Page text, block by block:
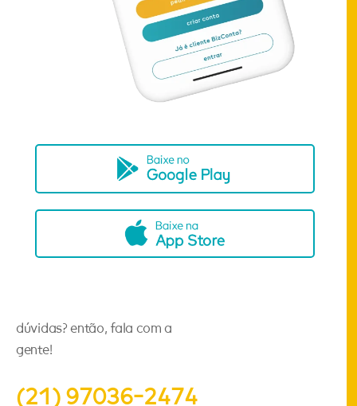
dúvidas? então, fala com a
gente!
(21) 97036-2474